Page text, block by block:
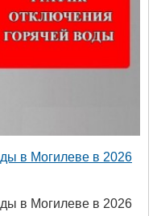
в Могилеве в 2026
в Могилеве в 2026